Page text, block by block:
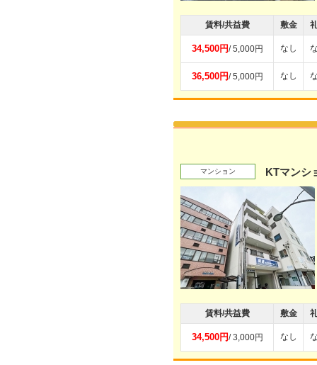
賃料/共益費 敷金
34,500円/ 5,000円 なし
36,500円/ 5,000円 なし
マンション KTマンシ
賃料/共益費 敷金
34,500円/ 3,000円 なし